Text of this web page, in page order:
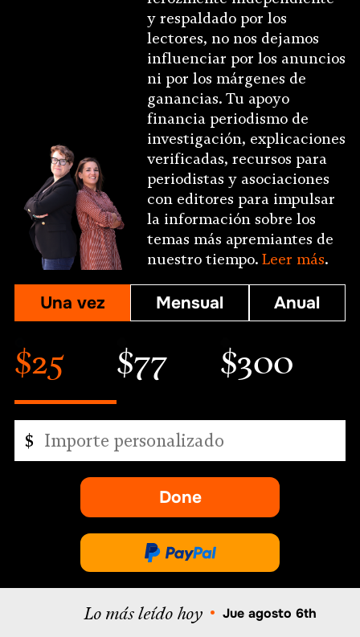
y respaldado por los
lectores, no nos dejamos
influenciar por los anuncios
ni por los márgenes de
ganancias. Tu apoyo
financia periodismo de
investigación, explicaciones
verificadas, recursos para
periodistas y asociaciones
con editores para impulsar
la información sobre los
temas más apremiantes de
nuestro tiempo. Leer más.
Una vez Mensual Anual
$25 $77 $300
personalizado
$
Done
-
abre
en
una
nueva
Done
a
través
de
Lo más leído hoy • Jue agosto 6th